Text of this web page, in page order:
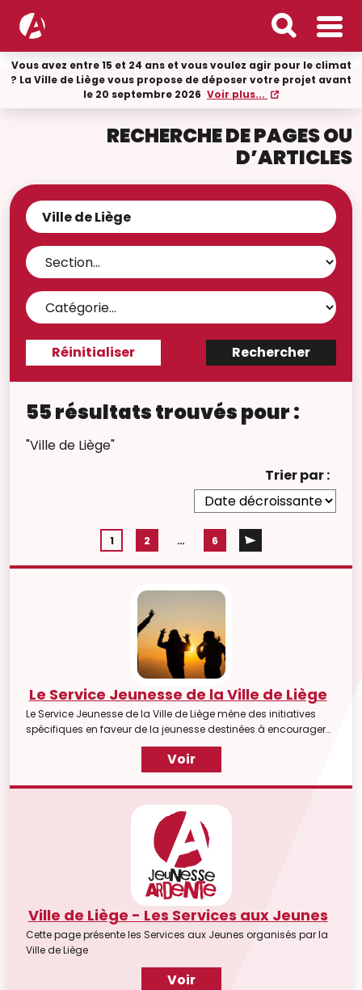
Vous avez entre 15 et 24 ans et vous voulez agir pour le climat
? La Ville de Liège vous propose de déposer votre projet avant
le 20 septembre 2026 Voir plus...
RECHERCHE DE PAGES OU
D’ARTICLES
55 résultats trouvés pour :
"Ville de Liège"
Trier par :
1 2 … 6
Le Service Jeunesse de la Ville de Liège
Le Service Jeunesse de la Ville de Liège mène des initiatives
spécifiques en faveur de la jeunesse destinées à encourager
les apprentissages et à promouvoir l'expression culturelle et
citoyenne des jeunes au travers de la participation individuelle
Voir
Ville de Liège - Les Services aux Jeunes
Cette page présente les Services aux Jeunes organisés par la
Ville de Liège
Voir